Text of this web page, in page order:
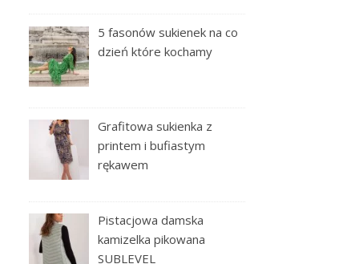
5 fasonów sukienek na co
dzień które kochamy
Grafitowa sukienka z
printem i bufiastym
rękawem
Pistacjowa damska
kamizelka pikowana
SUBLEVEL